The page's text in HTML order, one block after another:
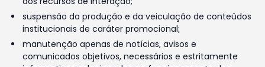
suspensão da produção e da veiculação de conteúdos
institucionais de caráter promocional;
manutenção apenas de notícias, avisos e
comunicados objetivos, necessários e estritamente